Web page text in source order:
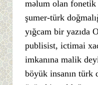
məlum olan
şumer-türk
yığcam bir yazıda
publisist, ictimai
imkanına malik
böyük insanın türk